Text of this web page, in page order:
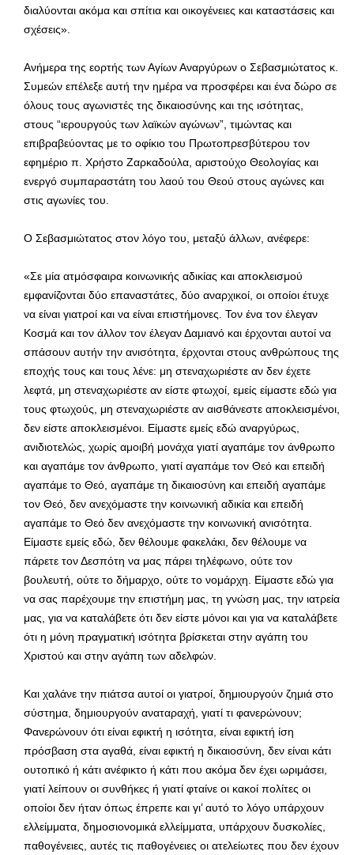
διαλύονται ακόμα και σπίτια και οικογένειες και καταστάσεις και
σχέσεις».
Ανήμερα της εορτής των Αγίων Αναργύρων ο Σεβασμιώτατος κ.
Συμεών επέλεξε αυτή την ημέρα να προσφέρει και ένα δώρο σε
όλους τους αγωνιστές της δικαιοσύνης και της ισότητας,
στους “ιερουργούς των λαϊκών αγώνων”, τιμώντας και
επιβραβεύοντας με το οφίκιο του Πρωτοπρεσβύτερου τον
εφημέριο π. Χρήστο Ζαρκαδούλα, αριστούχο Θεολογίας και
ενεργό συμπαραστάτη του λαού του Θεού στους αγώνες και
στις αγωνίες του.
Ο Σεβασμιώτατος στον λόγο του, μεταξύ άλλων, ανέφερε:
«Σε μία ατμόσφαιρα κοινωνικής αδικίας και αποκλεισμού
εμφανίζονται δύο επαναστάτες, δύο αναρχικοί, οι οποίοι έτυχε
να είναι γιατροί και να είναι επιστήμονες. Τον ένα τον έλεγαν
Κοσμά και τον άλλον τον έλεγαν Δαμιανό και έρχονται αυτοί να
σπάσουν αυτήν την ανισότητα, έρχονται στους ανθρώπους της
εποχής τους και τους λένε: μη στεναχωριέστε αν δεν έχετε
λεφτά, μη στεναχωριέστε αν είστε φτωχοί, εμείς είμαστε εδώ για
τους φτωχούς, μη στεναχωριέστε αν αισθάνεστε αποκλεισμένοι,
δεν είστε αποκλεισμένοι. Είμαστε εμείς εδώ αναργύρως,
ανιδιοτελώς, χωρίς αμοιβή μονάχα γιατί αγαπάμε τον άνθρωπο
και αγαπάμε τον άνθρωπο, γιατί αγαπάμε τον Θεό και επειδή
αγαπάμε το Θεό, αγαπάμε τη δικαιοσύνη και επειδή αγαπάμε
τον Θεό, δεν ανεχόμαστε την κοινωνική αδικία και επειδή
αγαπάμε το Θεό δεν ανεχόμαστε την κοινωνική ανισότητα.
Είμαστε εμείς εδώ, δεν θέλουμε φακελάκι, δεν θέλουμε να
πάρετε τον Δεσπότη να μας πάρει τηλέφωνο, ούτε τον
βουλευτή, ούτε το δήμαρχο, ούτε το νομάρχη. Είμαστε εδώ για
να σας παρέχουμε την επιστήμη μας, τη γνώση μας, την ιατρεία
μας, για να καταλάβετε ότι δεν είστε μόνοι και για να καταλάβετε
ότι η μόνη πραγματική ισότητα βρίσκεται στην αγάπη του
Χριστού και στην αγάπη των αδελφών.
Και χαλάνε την πιάτσα αυτοί οι γιατροί, δημιουργούν ζημιά στο
σύστημα, δημιουργούν αναταραχή, γιατί τι φανερώνουν;
Φανερώνουν ότι είναι εφικτή η ισότητα, είναι εφικτή ίση
πρόσβαση στα αγαθά, είναι εφικτή η δικαιοσύνη, δεν είναι κάτι
ουτοπικό ή κάτι ανέφικτο ή κάτι που ακόμα δεν έχει ωριμάσει,
γιατί λείπουν οι συνθήκες ή γιατί φταίνε οι κακοί πολίτες οι
οποίοι δεν ήταν όπως έπρεπε και γι’ αυτό το λόγο υπάρχουν
ελλείμματα, δημοσιονομικά ελλείμματα, υπάρχουν δυσκολίες,
παθογένειες, αυτές τις παθογένειες οι ατελείωτες που δεν έχουν